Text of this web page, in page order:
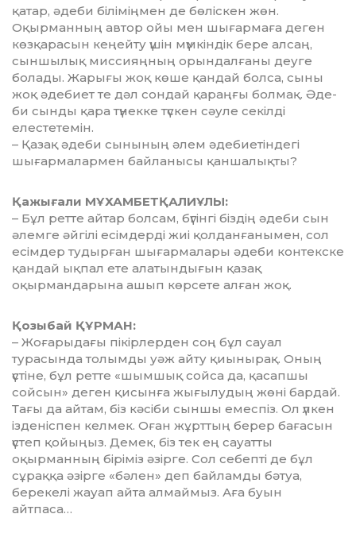
қатар, әдеби білімің­мен де бөліскен жөн.
Оқырманның автор ойы мен шығармаға деген
көзқарасын кеңейту үшін мүм­кіндік бере алсаң,
сыншылық мис­сияңның орындалғаны деуге
болады. Жарығы жоқ көше қан­дай болса, сыны
жоқ әдебиет те дәл сондай қараңғы болмақ. Әде­
би сынды қара түнекке түскен сәу­ле секілді
елестетемін.
– Қазақ әдеби сынының әлем әде­биетіндегі
шығармалармен бай­ланысы қаншалықты?
Қажығали МҰХАМБЕТҚАЛИҰЛЫ:
– Бұл ретте айтар болсам, бү­гінгі біздің әдеби сын
әлемге әйгілі есімдерді жиі қолдан­ғаны­мен, сол
есімдер тудырған шы­ғар­малары әдеби контекске
қандай ықпал ете алатындығын қазақ
оқырманда­рына ашып көрсете алған жоқ.
Қозыбай ҚҰРМАН:
– Жоғарыдағы пікірлерден соң бұл сауал
турасында толымды уәж айту қиынырақ. Оның
үстіне, бұл ретте «шымшық сойса да, қасапшы
сойсын» деген қи­сын­ға жығылудың жөні бардай.
Тағы да айтам, біз кәсіби сын­шы емес­піз. Ол үлкен
ізденіс­пен келмек. Оған жұрттың берер бағасын
үс­теп қойыңыз. Демек, біз тек ең сауат­ты
оқырманның біріміз әзір­ге. Сол себепті де бұл
сұраққа әзір­ге «бәлен» деп байламды бәтуа,
берекелі жауап айта алмай­мыз. Аға буын
айтпаса…